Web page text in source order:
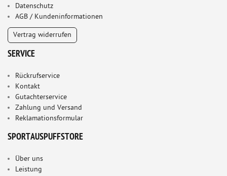
Datenschutz
AGB / Kundeninformationen
Vertrag widerrufen
SERVICE
Rückrufservice
Kontakt
Gutachterservice
Zahlung und Versand
Reklamationsformular
SPORTAUSPUFFSTORE
Über uns
Leistung